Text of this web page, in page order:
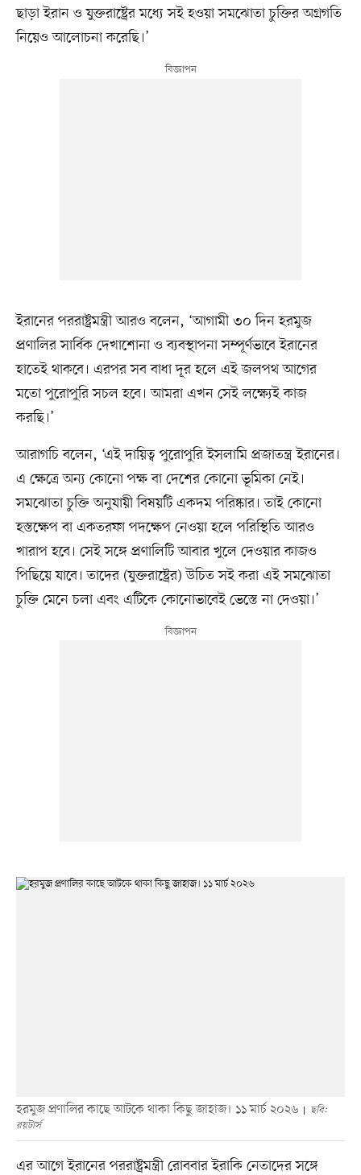
ছাড়া ইরান ও যুক্তরাষ্ট্রের মধ্যে সই হওয়া সমঝোতা চুক্তির অগ্রগতি
নিয়েও আলোচনা করেছি।’
ইরানের পররাষ্ট্রমন্ত্রী আরও বলেন, ‘আগামী ৩০ দিন হরমুজ
প্রণালির সার্বিক দেখাশোনা ও ব্যবস্থাপনা সম্পূর্ণভাবে ইরানের
হাতেই থাকবে। এরপর সব বাধা দূর হলে এই জলপথ আগের
মতো পুরোপুরি সচল হবে। আমরা এখন সেই লক্ষ্যেই কাজ
করছি।’
আরাগচি বলেন, ‘এই দায়িত্ব পুরোপুরি ইসলামি প্রজাতন্ত্র ইরানের।
এ ক্ষেত্রে অন্য কোনো পক্ষ বা দেশের কোনো ভূমিকা নেই।
সমঝোতা চুক্তি অনুযায়ী বিষয়টি একদম পরিষ্কার। তাই কোনো
হস্তক্ষেপ বা একতরফা পদক্ষেপ নেওয়া হলে পরিস্থিতি আরও
খারাপ হবে। সেই সঙ্গে প্রণালিটি আবার খুলে দেওয়ার কাজও
পিছিয়ে যাবে। তাদের (যুক্তরাষ্ট্রের) উচিত সই করা এই সমঝোতা
চুক্তি মেনে চলা এবং এটিকে কোনোভাবেই ভেস্তে না দেওয়া।’
হরমুজ প্রণালির কাছে আটকে থাকা কিছু জাহাজ। ১১ মার্চ ২০২৬
ছবি:
রয়টার্স
এর আগে ইরানের পররাষ্ট্রমন্ত্রী রোববার ইরাকি নেতাদের সঙ্গে